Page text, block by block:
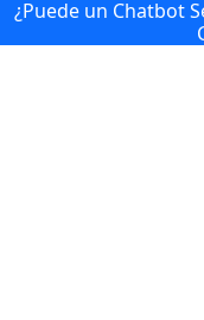
¿Puede un Chatbot